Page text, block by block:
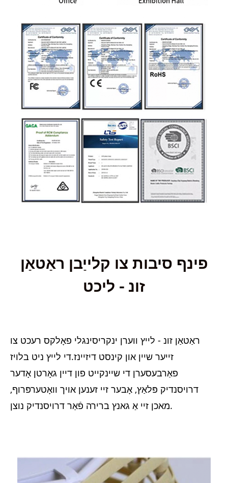
פינף סיבות צו קלייַבן ראַטאַן
זונ - ליכט
ראַטאַן זונ - לייץ ווערן ינקריסינגלי פאָלקס רעכט צו
זייער שיין און קינסט דיזיינז.די לייץ ניט בלויז
פאַרבעסערן די שיינקייט פון דיין גאָרטן אָדער
דרויסנדיק פּלאַץ, אָבער זיי זענען אויך וואָטערפּרוף,
מאכן זיי אַ גאנץ ברירה פֿאַר דרויסנדיק נוצן.